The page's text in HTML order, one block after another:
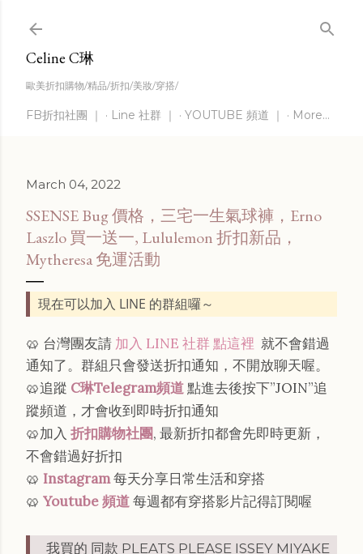
Celine C琳
歐美折扣購物/精品/折扣/美妝/穿搭/
FB折扣社團 ｜ Line 社群 ｜ YOUTUBE 頻道 ｜ More…
March 04, 2022
SSENSE Bug 價格，三宅一生氣球褲，Erno
Laszlo 買一送一, Lululemon 折扣新品，
Mytheresa 免運活動
現在可以加入 LINE 的群組囉～
🥨 台灣團友請 加入 LINE 社群 點這裡 就不會錯過
通知了。群組只會發送折扣通知，不開放聊天喔。
🥨追蹤 C琳Telegram頻道點進去後按下”JOIN”追
蹤頻道，才會收到即時折扣通知
🥨加入 折扣購物社團, 最新折扣都會先即時更新，
不會錯過好折扣
🥨 Instagram每天分享日常生活和穿搭
🥨 Youtube 頻道每週都有穿搭影片記得訂閱喔
我買的 同款 PLEATS PLEASE ISSEY MIYAKE